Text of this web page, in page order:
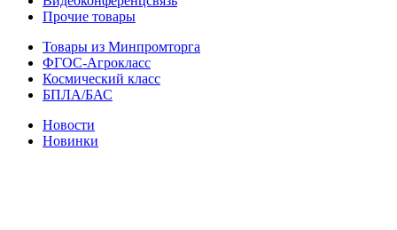
Прочие товары
Товары из Минпромторга
ФГОС-Агрокласс
Космический класс
БПЛА/БАС
Новости
Новинки